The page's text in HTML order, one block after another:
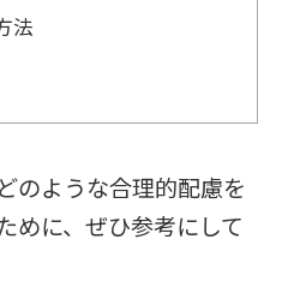
法
のような合理的配慮を
めに、ぜひ参考にして